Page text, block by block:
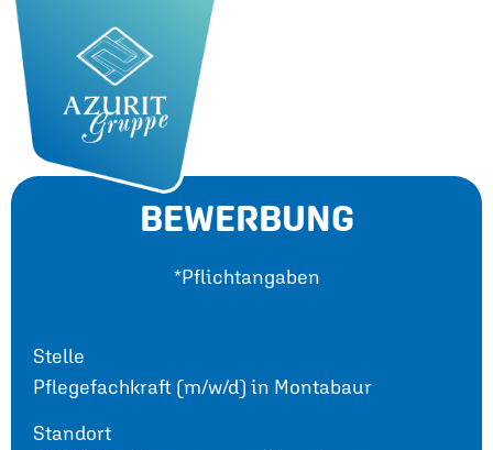
BEWERBUNG
*Pflichtangaben
Stelle
Pflegefachkraft (m/w/d) in Montabaur
Standort